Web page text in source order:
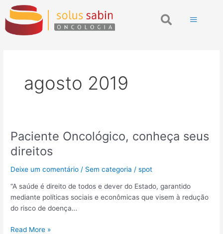
para
conteúdo
Search
agosto 2019
Paciente Oncológico, conheça seus
direitos
Deixe um comentário / Sem categoria /spot
“A saúde é direito de todos e dever do Estado, garantido
mediante políticas sociais e econômicas que visem à redução
do risco de doença…
Paciente
Oncológico,
conheça
seus
Read More »